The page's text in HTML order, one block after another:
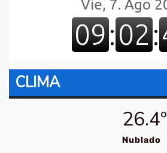
CLIMA
26.4º
Nublado